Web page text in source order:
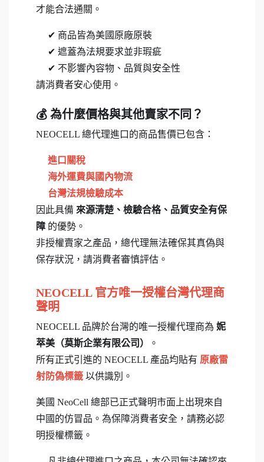
才能合法通關。
✔ 商品皆為美國原廠原裝
✔ 遮蓋為法規要求並非瑕疵
✔ 不影響內容物、品質與安全性
請消費者安心使用。
💰 為什麼價格與其他賣家不同？
NEOCELL 總代理進口的商品售價已包含：
進口關稅
海外運費與國內物流
台灣法規檢驗成本
因此具備 來源清楚、檢驗合格、品質安全有保
障 的優勢。
非授權賣家之產品，總代理無法確保其真偽與
保存狀況，請消費者審慎評估。
NEOCELL 官方唯一授權台灣代理商
聲明
NEOCELL 品牌於台灣的唯一授權代理商為 妮
萃美（莫斯企業有限公司）
。
所有正式引進的 NEOCELL 產品均貼有 原廠雷
射防偽標籤 以供識別。
美國 NeoCell 總部已正式聲明市面上出現來自
中國的仿冒品。為保障消費者安全，請務必認
明授權標籤。